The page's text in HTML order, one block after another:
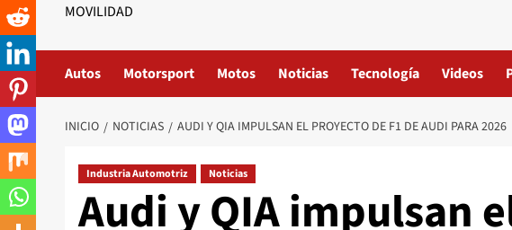
MOVILIDAD
Autos Motorsport Motos Noticias Tecnología Videos
INICIO NOTICIAS AUDI Y QIA IMPULSAN EL PROYECTO DE F1 DE AUDI PARA 2026
Industria Automotriz Noticias
Audi y QIA impulsan